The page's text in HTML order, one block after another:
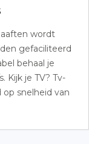
wordt
gefaciliteerd
behaal je
Kijk je TV? Tv-
snelheid van